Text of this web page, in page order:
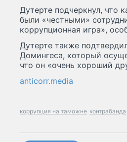
Дутерте подчеркнул, что
были «честными»
коррупционная игра»,
Дутерте также
Домингеса, который
что он «очень хороший
anticorr.media
коррупция на таможне контрабанда